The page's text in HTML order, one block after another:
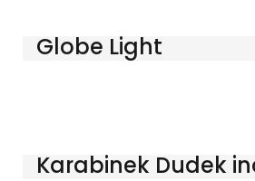
Globe Light
Karabinek Dudek